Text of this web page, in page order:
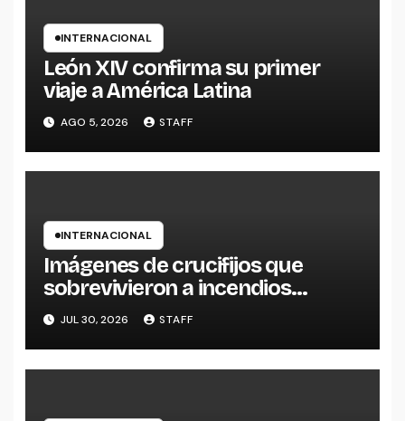
INTERNACIONAL
León XIV confirma su primer
viaje a América Latina
AGO 5, 2026 STAFF
INTERNACIONAL
Imágenes de crucifijos que
sobrevivieron a incendios
reavivan reflexiones sobre la fe y
la esperanza
JUL 30, 2026 STAFF